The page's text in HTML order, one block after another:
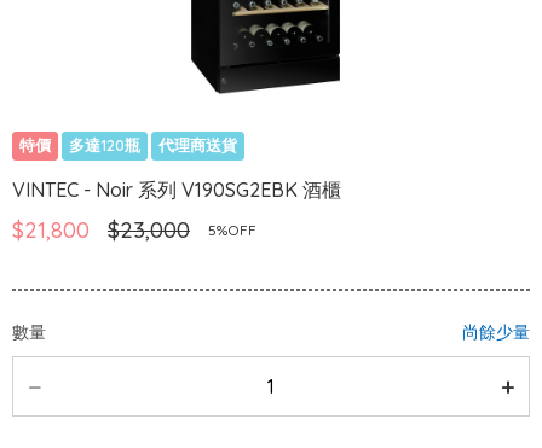
特價 多達120瓶 代理商送貨
VINTEC - Noir 系列 V190SG2EBK 酒櫃
$21,800 $23,000 5%OFF
數量 尚餘少量